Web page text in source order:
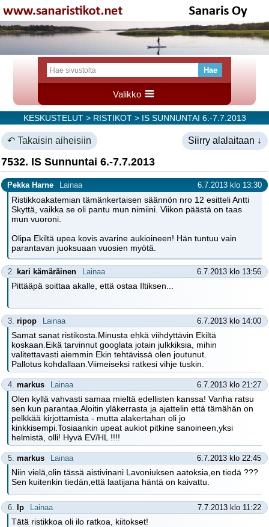
Valikko
KESKUSTELUT> RISTIKOT> IS SUNNUNTAI 6.-7.7.2013
↶ Takaisin aiheisiin Siirry alalaitaan ↓
7532. IS Sunnuntai 6.-7.7.2013
Pekka Harne Lainaa 6.7.2013 klo 13:30
Ristikkoakatemian tämänkertaisen säännön nro 12 esitteli Antti
Skyttä, vaikka se oli pantu mun nimiini. Viikon päästä on taas
mun vuoroni.
Olipa Ekiltä upea kovis avarine aukioineen! Hän tuntuu vain
parantavan juoksuaan vuosien myötä.
2. kari kämäräinen Lainaa 6.7.2013 klo 13:56
Pittääpä soittaa akalle, että ostaa Iltiksen...
3. ripop Lainaa 6.7.2013 klo 14:00
Samat sanat ristikosta.Minusta ehkä viihdyttävin Ekiltä
koskaan.Eikä tarvinnut googlata jotain julkkiksia, mihin
valitettavasti aiemmin Ekin tehtävissä olen joutunut.
Pallotus kohdallaan.Viimeiseksi ratkesi vihje tuskin.
4. markus Lainaa 6.7.2013 klo 21:27
Olen kyllä vahvasti samaa mieltä edellisten kanssa! Vanha ratsu
sen kun parantaa.Aloitin yläkerrasta ja ajattelin että tämähän on
pelkkää kirjottamista - mutta alakertahan oli jo
kinkkisempi.Tosiaankin upeat aukiot pitkine sanoineen,yksi
helmistä, olli! Hyvä EV/HL !!!!
5. markus Lainaa 6.7.2013 klo 22:45
Niin vielä,olin tässä aistivinani Lavoniuksen aatoksia,en tiedä ???
Sen kuitenkin tiedän,että laatijana häntä on kaivattu.
6. lp Lainaa 7.7.2013 klo 11:22
Tätä ristikkoa oli ilo ratkoa, kiitokset!